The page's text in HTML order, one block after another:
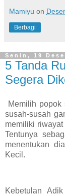
Mamiyu on
Berbagi
Senin, 19
5 Tanda
Segera
Memilih
susah-susah
memiliki
Tentunya
menentukan
Kecil.
Kebetulan